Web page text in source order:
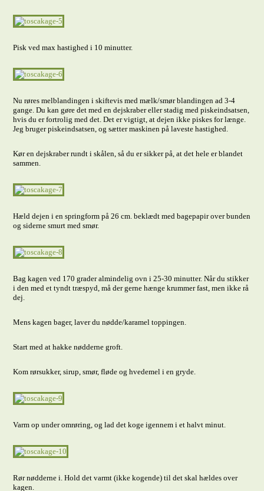
Pisk ved max hastighed i 10 minutter.
Nu røres melblandingen i skiftevis med mælk/smør blandingen ad 3-4
gange. Du kan gøre det med en dejskraber eller stadig med piskeindsatsen,
hvis du er fortrolig med det. Det er vigtigt, at dejen ikke piskes for længe.
Jeg bruger piskeindsatsen, og sætter maskinen på laveste hastighed.
Kør en dejskraber rundt i skålen, så du er sikker på, at det hele er blandet
sammen.
Hæld dejen i en springform på 26 cm. beklædt med bagepapir over bunden
og siderne smurt med smør.
Bag kagen ved 170 grader almindelig ovn i 25-30 minutter. Når du stikker
i den med et tyndt træspyd, må der gerne hænge krummer fast, men ikke rå
dej.
Mens kagen bager, laver du nødde/karamel toppingen.
Start med at hakke nødderne groft.
Kom rørsukker, sirup, smør, fløde og hvedemel i en gryde.
Varm op under omrøring, og lad det koge igennem i et halvt minut.
Rør nødderne i. Hold det varmt (ikke kogende) til det skal hældes over
kagen.